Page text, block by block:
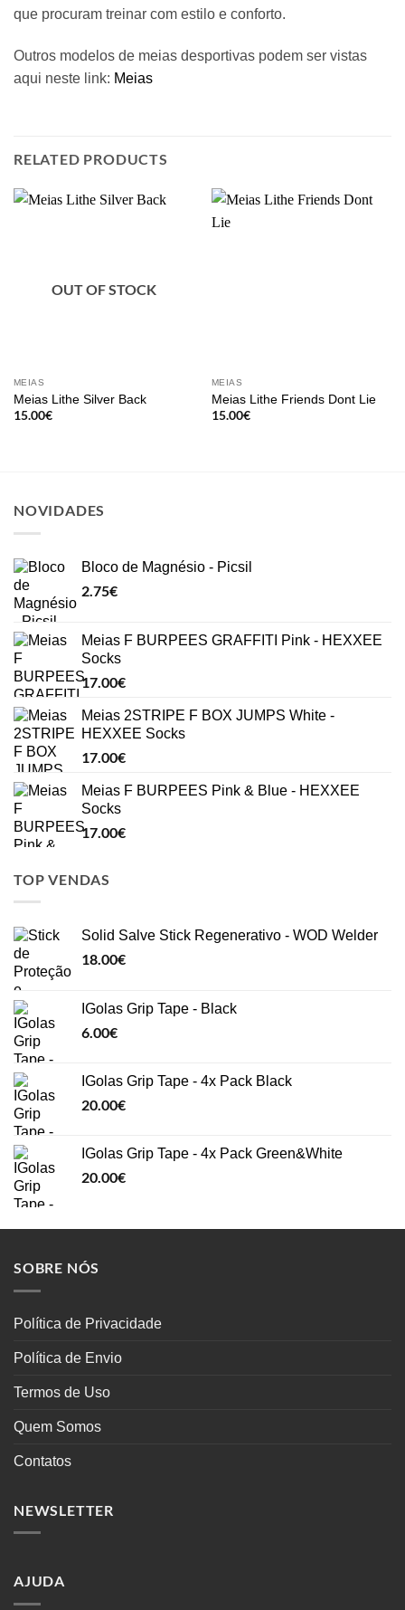
que procuram treinar com estilo e conforto.
Outros modelos de meias desportivas podem ser vistas
aqui neste link: Meias
RELATED PRODUCTS
OUT OF STOCK
MEIAS
Meias Lithe Silver Back
15.00€
MEIAS
Meias Lithe Friends Dont Lie
15.00€
NOVIDADES
Bloco de Magnésio - Picsil
2.75€
Meias F BURPEES GRAFFITI Pink - HEXXEE
Socks
17.00€
Meias 2STRIPE F BOX JUMPS White -
HEXXEE Socks
17.00€
Meias F BURPEES Pink & Blue - HEXXEE
Socks
17.00€
TOP VENDAS
Solid Salve Stick Regenerativo - WOD Welder
18.00€
IGolas Grip Tape - Black
6.00€
IGolas Grip Tape - 4x Pack Black
20.00€
IGolas Grip Tape - 4x Pack Green&White
20.00€
SOBRE NÓS
Política de Privacidade
Política de Envio
Termos de Uso
Quem Somos
Contatos
NEWSLETTER
AJUDA